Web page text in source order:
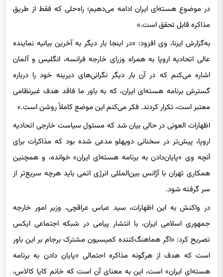
در موضوع هسته‌ای ایران ادامه می‌دهیم؛ راه‌حلی که فقط از طریق
مذاکره قابل تحقق است.»
به‌گزارش ایرنا، وی افزود: «در اینجا بار دیگر به آخرین بیانیه نماینده
عالی اتحادیه اروپا به همراه وزرای خارجه فرانسه، انگلیس و آلمان
اشاره می‌کنم که در آن بار دیگر نگرانی‌های دیرینه خود را درباره
گسترش برنامه هسته‌ای ایران، که به باور ما فاقد هدف غیرنظامی
معتبر است، تکرار کردند. فکر می‌کنم این موضع کاملاً روشن است.»
اظهارات العونی در حالی بیان شد که مسئول سیاست خارجی اتحادیه
اروپا، پیش‌تر در سخنانی دوپهلو مدعی شده بود که مذاکرات برای
آنچه وی «پایان‌دادن به برنامه هسته‌ای ایران» خوانده، و همچنین
همکاری تهران با آژانس بین‌المللی انرژی اتمی باید هرچه سریع‌تر از
سر گرفته شود.
در واکنش به این اظهارات، سید عباس عراقچی، وزیر امور خارجه
جمهوری اسلامی ایران، با انتشار پیامی در شبکه اجتماعی ایکس
تصریح کرد: «اگر هماهنگ‌کننده کمیسیون مشترک برجام بر این باور
است که هدف از هرگونه مذاکره احتمالی «پایان دادن به برنامه
هسته‌ای ایران» است، این به معنای آن است که خانم کایا کالاس،